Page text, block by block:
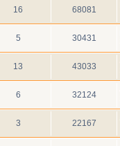
16 68081
5 30431
13 43033
6 32124
3 22167